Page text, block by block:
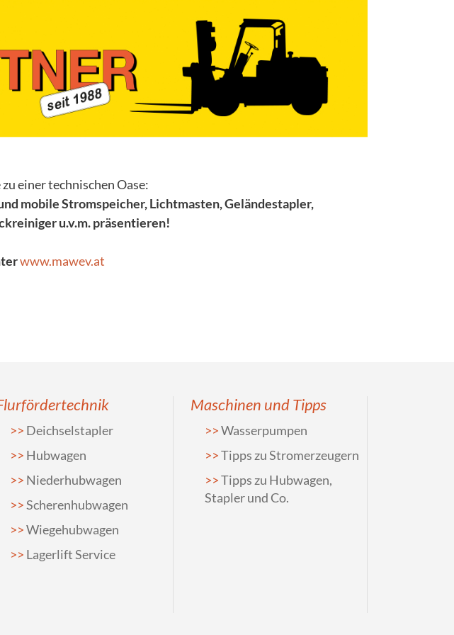
einer technischen Oase:
mobile Stromspeicher, Lichtmasten, Geländestapler,
u.v.m. präsentieren!
www.mawev.at
Deichselstapler
Hubwagen
Niederhubwagen
Scherenhubwagen
Wiegehubwagen
Lagerlift Service
Maschinen und Tipps
Wasserpumpen
Tipps zu Stromerzeugern
Tipps zu Hubwagen,
Stapler und Co.